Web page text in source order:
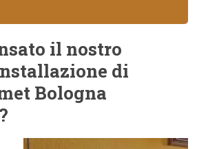
il nostro
di
Bologna